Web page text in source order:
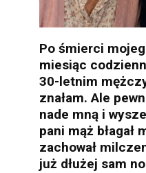
Po śmierci
miesiąc
30-letnim
znałam. Ale
nade mną i
pani mąż błagał
zachował
już dłużej sam